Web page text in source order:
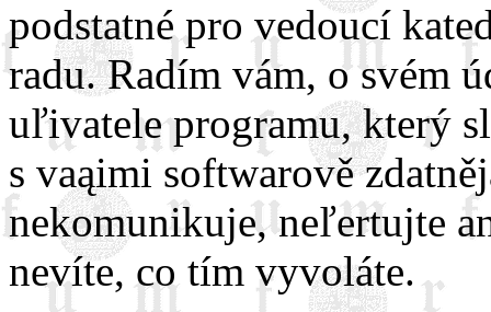
podstatné pro vedoucí
radu. Radím vám, o svém
uľivatele programu, který
s vaąimi softwarově
nekomunikuje, neľertujte
nevíte, co tím vyvoláte.